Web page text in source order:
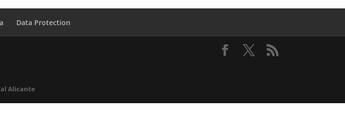
Data Protection
Alicante